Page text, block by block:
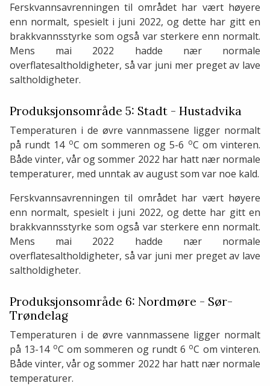
Ferskvannsavrenningen til området har vært høyere
enn normalt, spesielt i juni 2022, og dette har gitt en
brakkvannsstyrke som også var sterkere enn normalt.
Mens mai 2022 hadde nær normale
overflatesaltholdigheter, så var juni mer preget av lave
saltholdigheter.
Produksjonsområde 5: Stadt - Hustadvika
Temperaturen i de øvre vannmassene ligger normalt
på rundt 14 oC om sommeren og 5-6 oC om vinteren.
Både vinter, vår og sommer 2022 har hatt nær normale
temperaturer, med unntak av august som var noe kald.
Ferskvannsavrenningen til området har vært høyere
enn normalt, spesielt i juni 2022, og dette har gitt en
brakkvannsstyrke som også var sterkere enn normalt.
Mens mai 2022 hadde nær normale
overflatesaltholdigheter, så var juni mer preget av lave
saltholdigheter.
Produksjonsområde 6: Nordmøre - Sør-
Trøndelag
Temperaturen i de øvre vannmassene ligger normalt
på 13-14 oC om sommeren og rundt 6 oC om vinteren.
Både vinter, vår og sommer 2022 har hatt nær normale
temperaturer.